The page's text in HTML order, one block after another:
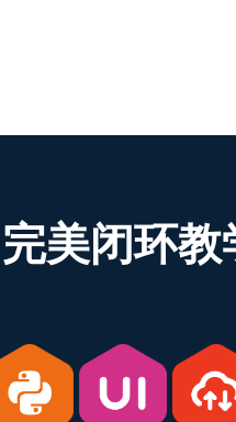
完美闭环